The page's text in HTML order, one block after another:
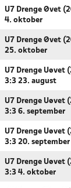
U7 Drenge Øvet
4. oktober
U7 Drenge Øvet
25. oktober
U7 Drenge Uøvet
3:3 23. august
U7 Drenge Uøvet
3:3 6. september
U7 Drenge Uøvet
3:3 20. september
U7 Drenge Uøvet
3:3 4. oktober